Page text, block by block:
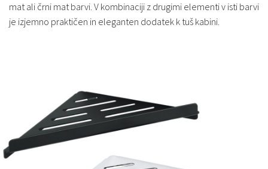
mat ali črni mat barvi. V kombinaciji z drugimi elementi v isti barvi
je izjemno praktičen in eleganten dodatek k tuš kabini.